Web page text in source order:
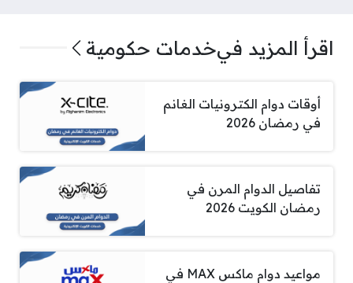
اقرأ المزيد فيخدمات حكومية
أوقات دوام الكترونيات الغانم
في رمضان 2026
تفاصيل الدوام المرن في
رمضان الكويت 2026
مواعيد دوام ماكس MAX في